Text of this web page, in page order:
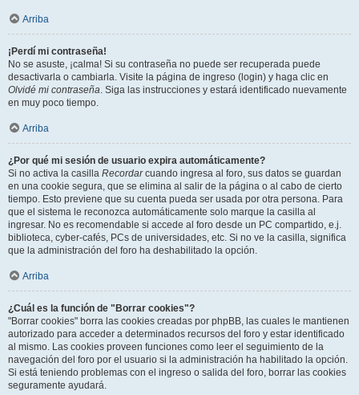
Arriba
¡Perdí mi contraseña!
No se asuste, ¡calma! Si su contraseña no puede ser recuperada puede
desactivarla o cambiarla. Visite la página de ingreso (login) y haga clic en
Olvidé mi contraseña. Siga las instrucciones y estará identificado nuevamente
en muy poco tiempo.
Arriba
¿Por qué mi sesión de usuario expira automáticamente?
Si no activa la casilla Recordarcuando ingresa al foro, sus datos se guardan
en una cookie segura, que se elimina al salir de la página o al cabo de cierto
tiempo. Esto previene que su cuenta pueda ser usada por otra persona. Para
que el sistema le reconozca automáticamente solo marque la casilla al
ingresar. No es recomendable si accede al foro desde un PC compartido, e.j.
biblioteca, cyber-cafés, PCs de universidades, etc. Si no ve la casilla, significa
que la administración del foro ha deshabilitado la opción.
Arriba
¿Cuál es la función de "Borrar cookies"?
"Borrar cookies" borra las cookies creadas por phpBB, las cuales le mantienen
autorizado para acceder a determinados recursos del foro y estar identificado
al mismo. Las cookies proveen funciones como leer el seguimiento de la
navegación del foro por el usuario si la administración ha habilitado la opción.
Si está teniendo problemas con el ingreso o salida del foro, borrar las cookies
seguramente ayudará.